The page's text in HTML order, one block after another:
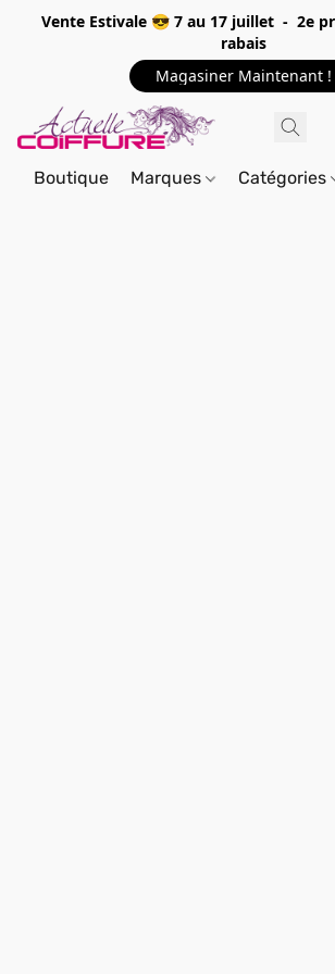
Vente Estivale 😎 7 au 17 juillet - 2e
rabais
Magasiner Maintenant !
Boutique Marques Catégories